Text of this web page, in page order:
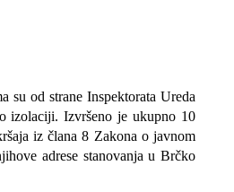
od strane Inspektorata Ureda
izolaciji. Izvršeno je ukupno 10
iz člana 8 Zakona o javnom
adrese stanovanja u Brčko